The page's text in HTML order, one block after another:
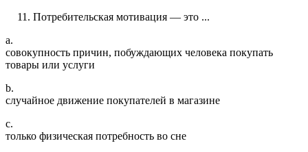
Потребительская мотивация — это ...
a.
совокупность причин, побуждающих человека покупать
товары или услуги
b.
случайное движение покупателей в магазине
c.
только физическая потребность во сне